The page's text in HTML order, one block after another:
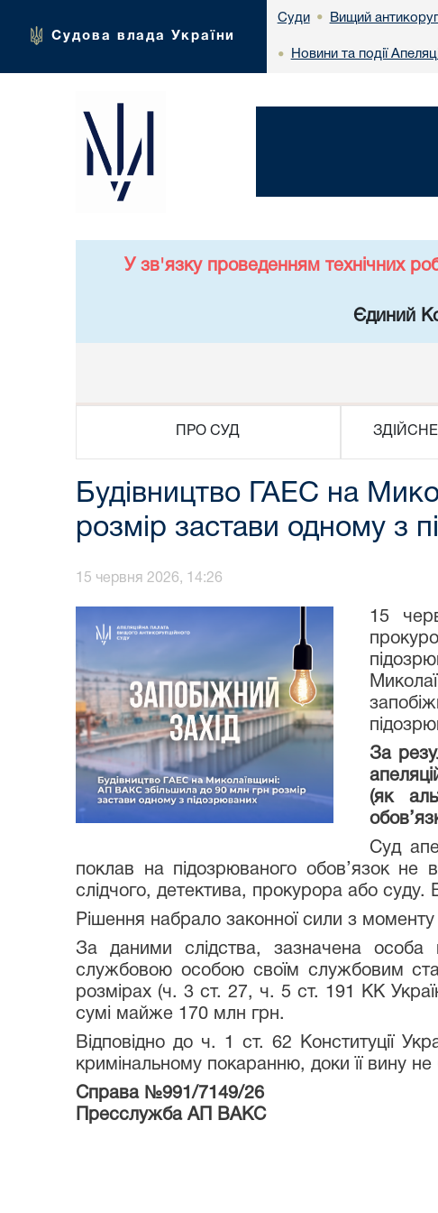
Судова влада України
Суди • Вищий
• Новини та події
У зв'язку проведенням технічних
Єдиний
ПРО СУД
Будівництво ГАЕС на
розмір застави одному з
15 червня 2026, 14:26
15
За
(як
Суд
поклав на підозрюваного обов’язок не
слідчого, детектива, прокурора або суду.
Рішення набрало законної сили з
За даними слідства, зазначена особа
службовою особою своїм службовим
розмірах (ч. 3 ст. 27, ч. 5 ст. 191 КК
сумі майже 170 млн грн.
Відповідно до ч. 1 ст. 62 Конституції
кримінальному покаранню, доки її вину
Справа №991/7149/26
Пресслужба АП ВАКС